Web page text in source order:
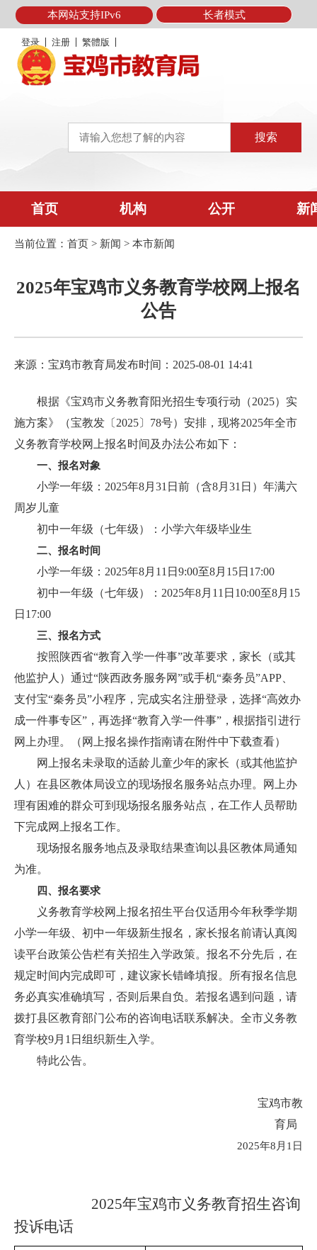
本网站支持IPv6 长者模式
登录 注册 繁體版
首页 机构 公开 新
当前位置： 首页 > 新闻 > 本市新闻
2025年宝鸡市义务教育学校网上报名
公告
来源：宝鸡市教育局发布时间：2025-08-01 14:41
根据《宝鸡市义务教育阳光招生专项行动（2025）实
施方案》（宝教发〔2025〕78号）安排，现将2025年全市
义务教育学校网上报名时间及办法公布如下：
一、报名对象
小学一年级：2025年8月31日前（含8月31日）年满六
周岁儿童
初中一年级（七年级）：小学六年级毕业生
二、报名时间
小学一年级：2025年8月11日9:00至8月15日17:00
初中一年级（七年级）：2025年8月11日10:00至8月15
日17:00
三、报名方式
按照陕西省“教育入学一件事”改革要求，家长（或其
他监护人）通过“陕西政务服务网”或手机“秦务员”APP、
支付宝“秦务员”小程序，完成实名注册登录，选择“高效办
成一件事专区”，再选择“教育入学一件事”，根据指引进行
网上办理。（网上报名操作指南请在附件中下载查看）
网上报名未录取的适龄儿童少年的家长（或其他监护
人）在县区教体局设立的现场报名服务站点办理。网上办
理有困难的群众可到现场报名服务站点，在工作人员帮助
下完成网上报名工作。
现场报名服务地点及录取结果查询以县区教体局通知
为准。
四、报名要求
义务教育学校网上报名招生平台仅适用今年秋季学期
小学一年级、初中一年级新生报名，家长报名前请认真阅
读平台政策公告栏有关招生入学政策。报名不分先后，在
规定时间内完成即可，建议家长错峰填报。所有报名信息
务必真实准确填写，否则后果自负。若报名遇到问题，请
拨打县区教育部门公布的咨询电话联系解决。全市义务教
育学校9月1日组织新生入学。
特此公告。
宝鸡市教
育局
2025年8月1日
2025年宝鸡市义务教育招生咨询
投诉电话